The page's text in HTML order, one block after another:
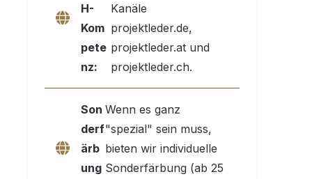
H-
Kom
pete
nz:
Kanäle
projektleder.de,
projektleder.at und
projektleder.ch.
Son
derf
ärb
ung
Wenn es ganz
"spezial" sein muss,
bieten wir individuelle
Sonderfärbung (ab 25